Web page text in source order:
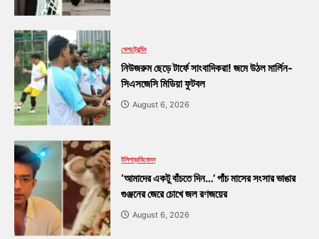
খেলাট্রেন্ডিং
নিউজরুম ছেড়ে টার্ফে সাংবাদিকরা! জমে উঠল মার্লিন-
সিএসজেসি মিডিয়া ফুটবল
August 6, 2026
টলিপাড়াবিনোদন
‘আমাদের একটু বাঁচতে দিন…’ পাঁচ মাসের সংসার ভাঙার
গুঞ্জনের জেরে চোখে জল রণজয়ের
August 6, 2026